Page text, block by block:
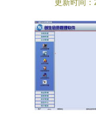
更新时间